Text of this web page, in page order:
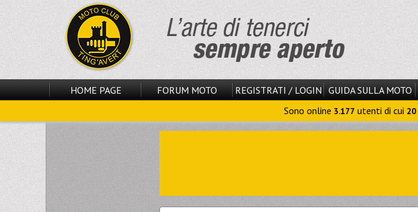
HOME PAGE FORUM MOTO REGISTRATI / LOGIN GUIDA SULLA MOTO
Sono online 3.177 utenti di cui 20